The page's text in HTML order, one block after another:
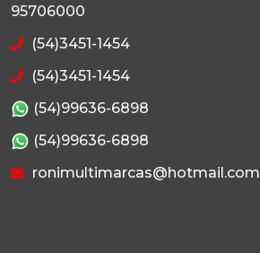
95706000
(54)3451-1454
(54)3451-1454
(54)99636-6898
(54)99636-6898
ronimultimarcas@hotmail.com